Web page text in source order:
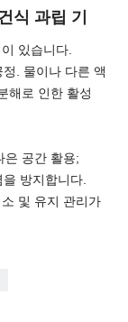
식 과립 기
있습니다.
. 물이나 다른 액
해로 인한 활성
은 공간 활용;
방지합니다.
및 유지 관리가